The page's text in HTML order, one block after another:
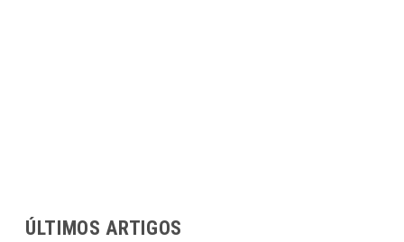
ÚLTIMOS ARTIGOS